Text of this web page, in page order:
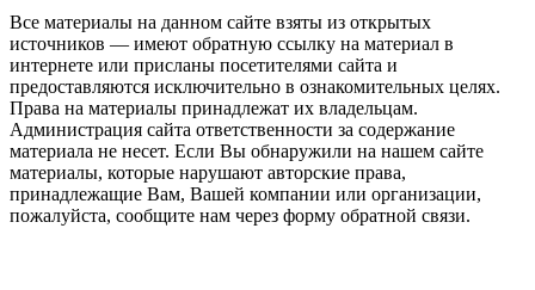
Все материалы на данном сайте взяты из открытых
источников — имеют обратную ссылку на материал в
интернете или присланы посетителями сайта и
предоставляются исключительно в ознакомительных целях.
Права на материалы принадлежат их владельцам.
Администрация сайта ответственности за содержание
материала не несет. Если Вы обнаружили на нашем сайте
материалы, которые нарушают авторские права,
принадлежащие Вам, Вашей компании или организации,
пожалуйста, сообщите нам через форму обратной связи.